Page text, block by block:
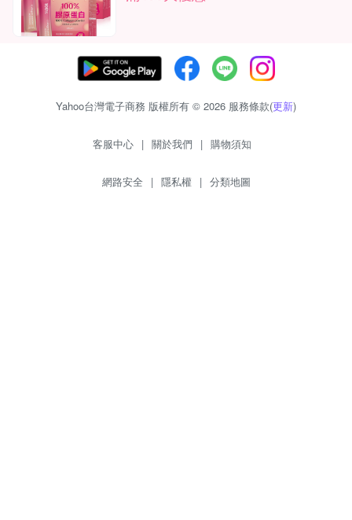
Yahoo台灣電子商務 版權所有 © 2026 服務條款(更新)
客服中心 | 關於我們 | 購物須知
網路安全 | 隱私權 | 分類地圖